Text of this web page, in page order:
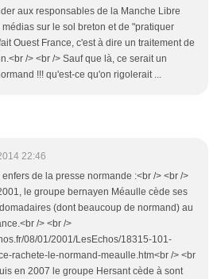
aux responsables de la Manche Libre
sur le sol breton et de "pratiquer
Ouest France, c'est à dire un traitement de
/> <br /> Sauf que là, ce serait un
!!! qu'est-ce qu'on rigolerait ...
22:46
de la presse normande :<br /> <br />
le groupe bernayen Méaulle cède ses
(dont beaucoup de normand) au
/> <br />
08/01/2001/LesEchos/18315-101-
rachete-le-normand-meaulle.htm<br /> <br
en 2007 le groupe Hersant cède à sont